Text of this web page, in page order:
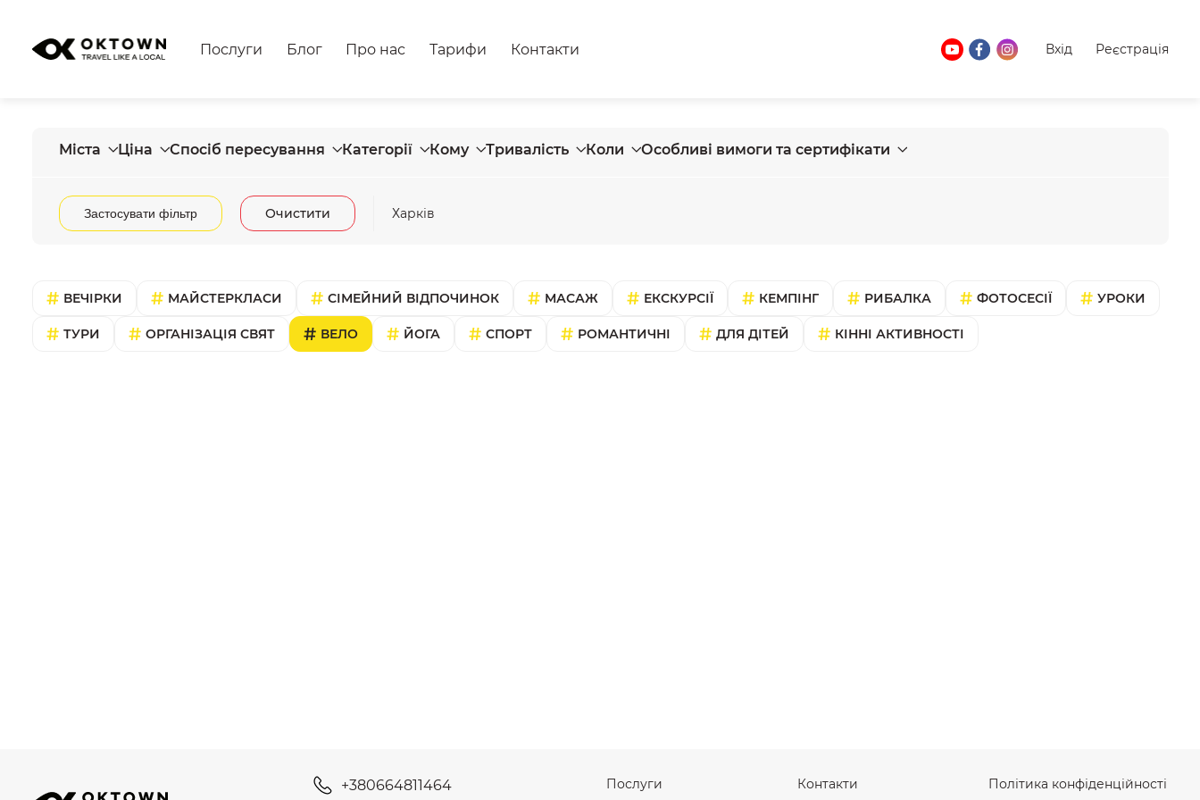
Послуги Блог Про нас Тарифи Контакти Вхід Реєстрація
Міста Ціна Спосіб пересування Категорії Кому Тривалість Коли Особливі вимоги та сертифікати
Застосувати фільтр Очистити Харків
ВЕЧІРКИ МАЙСТЕРКЛАСИ СІМЕЙНИЙ ВІДПОЧИНОК МАСАЖ ЕКСКУРСІЇ КЕМПІНГ РИБАЛКА ФОТОСЕСІЇ УРОКИ
ТУРИ ОРГАНІЗАЦІЯ СВЯТ ВЕЛО ЙОГА СПОРТ РОМАНТИЧНІ ДЛЯ ДІТЕЙ КІННІ АКТИВНОСТІ
+380664811464 Послуги Контакти Політика конфіденційності